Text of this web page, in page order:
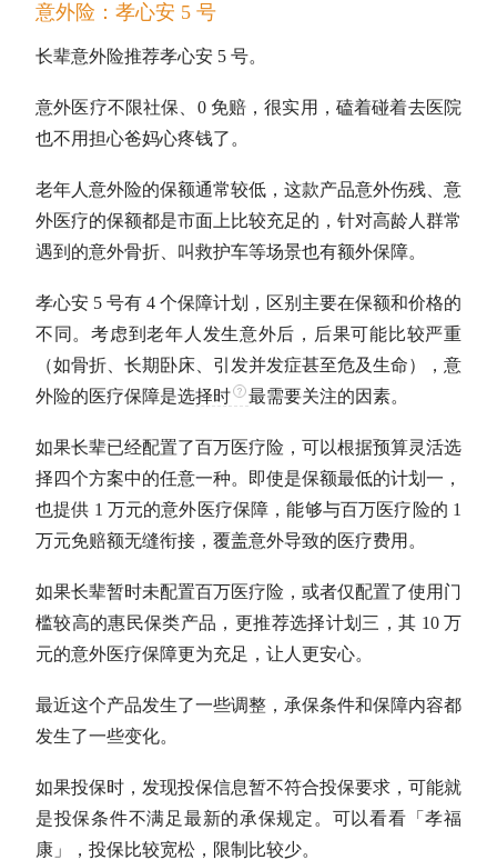
意外险：孝心安 5 号
长辈意外险推荐孝心安 5 号。
意外医疗不限社保、0 免赔，很实用，磕着碰着去医院
也不用担心爸妈心疼钱了。
老年人意外险的保额通常较低，这款产品意外伤残、意
外医疗的保额都是市面上比较充足的，针对高龄人群常
遇到的意外骨折、叫救护车等场景也有额外保障。
孝心安 5 号有 4 个保障计划，区别主要在保额和价格的
不同。考虑到老年人发生意外后，后果可能比较严重
（如骨折、长期卧床、引发并发症甚至危及生命），意
外险的医疗保障是选择时 最需要关注的因素。
如果长辈已经配置了百万医疗险，可以根据预算灵活选
择四个方案中的任意一种。即使是保额最低的计划一，
也提供 1 万元的意外医疗保障，能够与百万医疗险的 1
万元免赔额无缝衔接，覆盖意外导致的医疗费用。
如果长辈暂时未配置百万医疗险，或者仅配置了使用门
槛较高的惠民保类产品，更推荐选择计划三，其 10 万
元的意外医疗保障更为充足，让人更安心。
最近这个产品发生了一些调整，承保条件和保障内容都
发生了一些变化。
如果投保时，发现投保信息暂不符合投保要求，可能就
是投保条件不满足最新的承保规定。可以看看「孝福
康」，投保比较宽松，限制比较少。